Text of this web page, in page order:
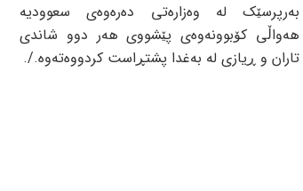
بەرپرسێک لە وەزارەتی دەرەوەی سعوودیە
هەواڵی کۆبوونەوەی پێشووی هەر دوو شاندی
تاران و ڕیازی لە بەغدا پشتڕاست کردووەتەوە./.